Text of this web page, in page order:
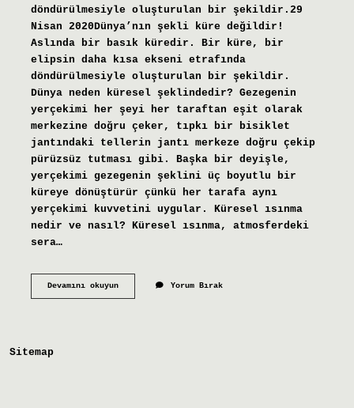
döndürülmesiyle oluşturulan bir şekildir.29
Nisan 2020Dünya’nın şekli küre değildir!
Aslında bir basık küredir. Bir küre, bir
elipsin daha kısa ekseni etrafında
döndürülmesiyle oluşturulan bir şekildir.
Dünya neden küresel şeklindedir? Gezegenin
yerçekimi her şeyi her taraftan eşit olarak
merkezine doğru çeker, tıpkı bir bisiklet
jantındaki tellerin jantı merkeze doğru çekip
pürüzsüz tutması gibi. Başka bir deyişle,
yerçekimi gezegenin şeklini üç boyutlu bir
küreye dönüştürür çünkü her tarafa aynı
yerçekimi kuvvetini uygular. Küresel ısınma
nedir ve nasıl? Küresel ısınma, atmosferdeki
sera…
Devamını okuyunKüresel
Yorum Bırak
Sitemap